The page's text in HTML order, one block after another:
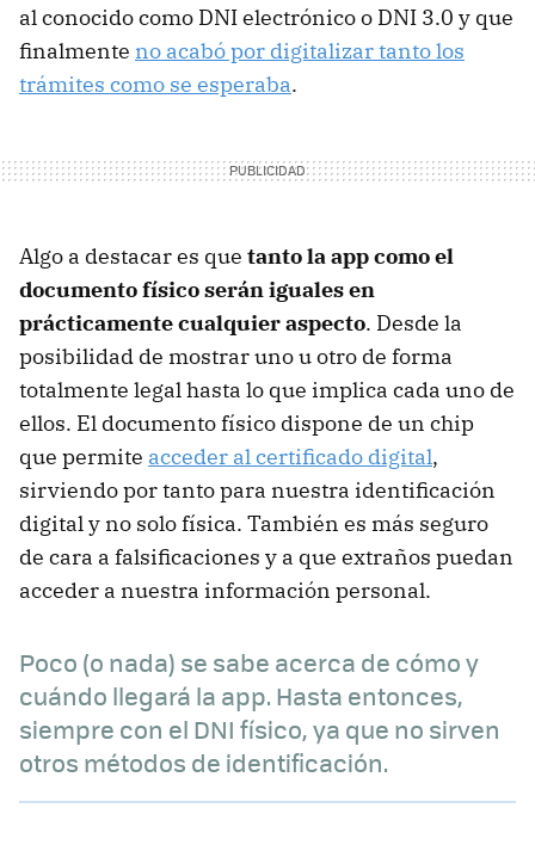
al conocido como DNI electrónico o DNI 3.0 y que
finalmente no acabó por digitalizar tanto los
trámites como se esperaba.
Algo a destacar es que tanto la app como el
documento físico serán iguales en
prácticamente cualquier aspecto. Desde la
posibilidad de mostrar uno u otro de forma
totalmente legal hasta lo que implica cada uno de
ellos. El documento físico dispone de un chip
que permite acceder al certificado digital,
sirviendo por tanto para nuestra identificación
digital y no solo física. También es más seguro
de cara a falsificaciones y a que extraños puedan
acceder a nuestra información personal.
Poco (o nada) se sabe acerca de cómo y
cuándo llegará la app. Hasta entonces,
siempre con el DNI físico, ya que no sirven
otros métodos de identificación.